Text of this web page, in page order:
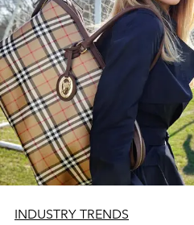
INDUSTRY TRENDS